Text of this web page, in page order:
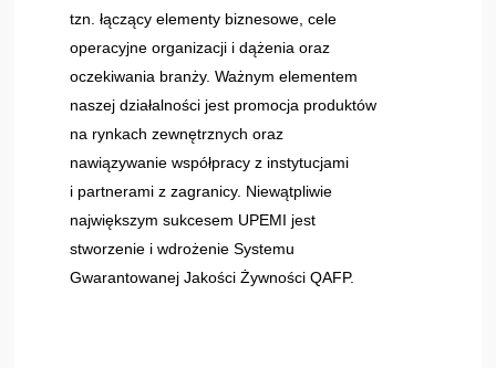
tzn. łączący elementy biznesowe, cele
operacyjne organizacji i dążenia oraz
oczekiwania branży. Ważnym elementem
naszej działalności jest promocja produktów
na rynkach zewnętrznych oraz
nawiązywanie współpracy z instytucjami
i partnerami z zagranicy. Niewątpliwie
największym sukcesem UPEMI jest
stworzenie i wdrożenie Systemu
Gwarantowanej Jakości Żywności QAFP.